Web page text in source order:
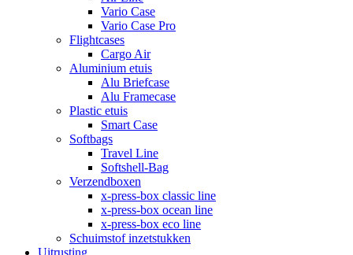
Vario Case
Vario Case Pro
Flightcases
Cargo Air
Aluminium etuis
Alu Briefcase
Alu Framecase
Plastic etuis
Smart Case
Softbags
Travel Line
Softshell-Bag
Verzendboxen
x-press-box classic line
x-press-box ocean line
x-press-box eco line
Schuimstof inzetstukken
Uitrusting